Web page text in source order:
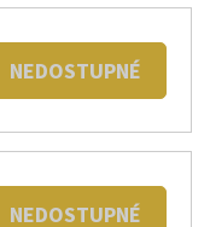
NEDOSTUPNÉ
NEDOSTUPNÉ